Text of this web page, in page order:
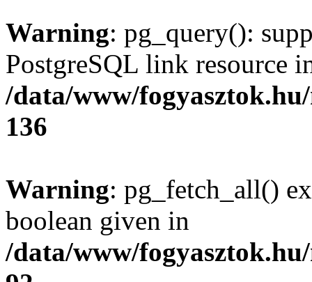
Warning: pg_query():
PostgreSQL link resource
/data/www/
136
Warning: pg_fetch_all()
boolean given in
/data/www/